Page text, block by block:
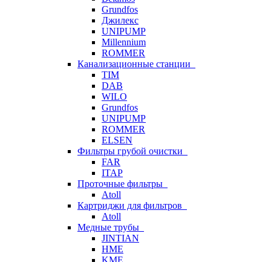
Grundfos
Джилекс
UNIPUMP
Millennium
ROMMER
Канализационные станции
TIM
DAB
WILO
Grundfos
UNIPUMP
ROMMER
ELSEN
Фильтры грубой очистки
FAR
ITAP
Проточные фильтры
Atoll
Картриджи для фильтров
Atoll
Медные трубы
JINTIAN
HME
KME